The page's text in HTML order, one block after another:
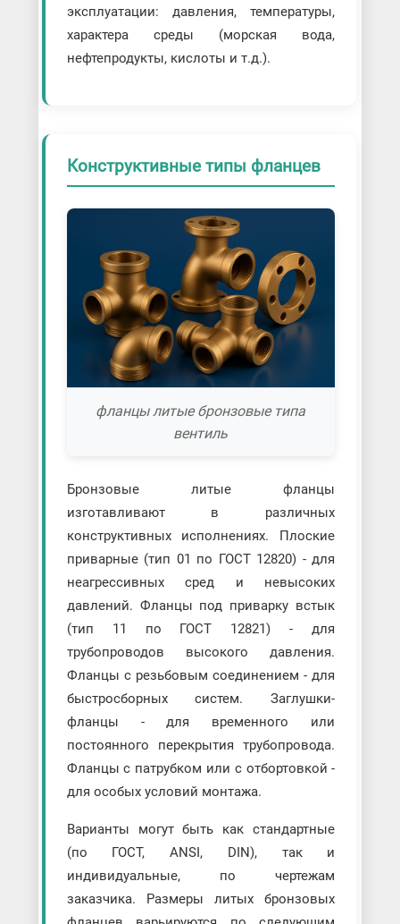
эксплуатации: давления, температуры,
характера среды (морская вода,
нефтепродукты, кислоты и т.д.).
Конструктивные типы фланцев
фланцы литые бронзовые типа
вентиль
Бронзовые литые фланцы
изготавливают в различных
конструктивных исполнениях. Плоские
приварные (тип 01 по ГОСТ 12820) - для
неагрессивных сред и невысоких
давлений. Фланцы под приварку встык
(тип 11 по ГОСТ 12821) - для
трубопроводов высокого давления.
Фланцы с резьбовым соединением - для
быстросборных систем. Заглушки-
фланцы - для временного или
постоянного перекрытия трубопровода.
Фланцы с патрубком или с отбортовкой -
для особых условий монтажа.
Варианты могут быть как стандартные
(по ГОСТ, ANSI, DIN), так и
индивидуальные, по чертежам
заказчика. Размеры литых бронзовых